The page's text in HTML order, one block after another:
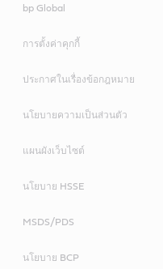
bp Global
การตั้งค่าคุกกี้
ประกาศในเรื่องข้อกฎหมาย
นโยบายความเป็นส่วนตัว
แผนผังเว็บไซต์
นโยบาย HSSE
MSDS/PDS
นโยบาย BCP